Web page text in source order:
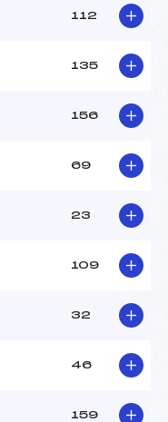
112
135
156
69
23
109
32
46
159